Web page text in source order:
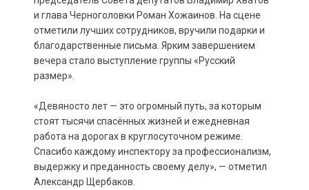
и глава Черноголовки Роман Хожаинов. На сцене
отметили лучших сотрудников, вручили подарки и
благодарственные письма. Ярким завершением
вечера стало выступление группы «Русский
размер».
«Девяносто лет — это огромный путь, за которым
стоят тысячи спасённых жизней и ежедневная
работа на дорогах в круглосуточном режиме.
Спасибо каждому инспектору за профессионализм,
выдержку и преданность своему делу», — отметил
Александр Щербаков.